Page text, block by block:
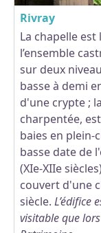
Rivray
La chapelle est
l’ensemble
sur deux
basse à demi
d'une crypte ;
charpentée,
baies en plein-
basse date de
(XIe-XIIe
couvert d'une
siècle. L’édifice
visitable que